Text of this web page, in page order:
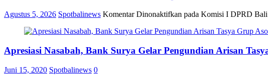
Agustus 5, 2026 Spotbalinews Komentar Dinonaktifkan pada Komisi I DPRD
Apresiasi Nasabah, Bank Surya Gelar Pengundian Arisan
Juni 15, 2020 Spotbalinews 0